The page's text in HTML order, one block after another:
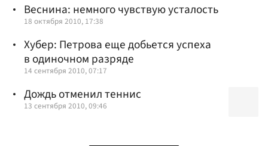
Веснина: немного чувствую усталость
18 октября 2010, 17:38
Хубер: Петрова еще добьется успеха
в одиночном разряде
14 сентября 2010, 07:17
Дождь отменил теннис
13 сентября 2010, 09:46